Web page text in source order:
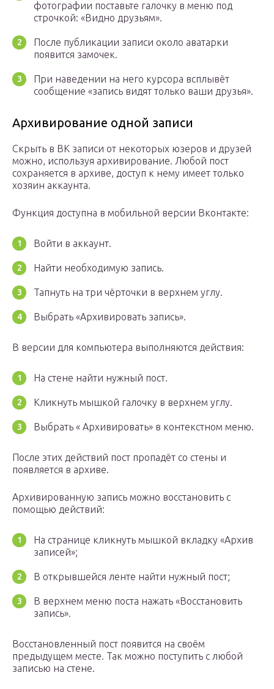
фотографии поставьте галочку в меню под
строчкой: «Видно друзьям».
После публикации записи около аватарки
появится замочек.
При наведении на него курсора всплывёт
сообщение «запись видят только ваши друзья».
Архивирование одной записи
Скрыть в ВК записи от некоторых юзеров и друзей
можно, используя архивирование. Любой пост
сохраняется в архиве, доступ к нему имеет только
хозяин аккаунта.
Функция доступна в мобильной версии Вконтакте:
Войти в аккаунт.
Найти необходимую запись.
Тапнуть на три чёрточки в верхнем углу.
Выбрать «Архивировать запись».
В версии для компьютера выполняются действия:
На стене найти нужный пост.
Кликнуть мышкой галочку в верхнем углу.
Выбрать « Архивировать» в контекстном меню.
После этих действий пост пропадёт со стены и
появляется в архиве.
Архивированную запись можно восстановить с
помощью действий:
На странице кликнуть мышкой вкладку «Архив
записей»;
В открывшейся ленте найти нужный пост;
В верхнем меню поста нажать «Восстановить
запись».
Восстановленный пост появится на своём
предыдущем месте. Так можно поступить с любой
записью на стене.